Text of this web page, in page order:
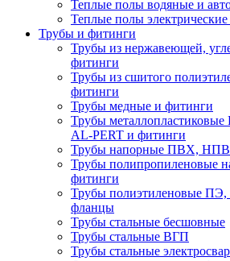
Теплые полы водяные и
Теплые полы электрические
Трубы и фитинги
Трубы из нержавеющей,
фитинги
Трубы из сшитого
фитинги
Трубы медные и фитинги
Трубы
AL-PERT и фитинги
Трубы напорные ПВХ,
Трубы полипропиленовые
фитинги
Трубы полиэтиленовые
фланцы
Трубы стальные бесшовные
Трубы стальные ВГП
Трубы стальные